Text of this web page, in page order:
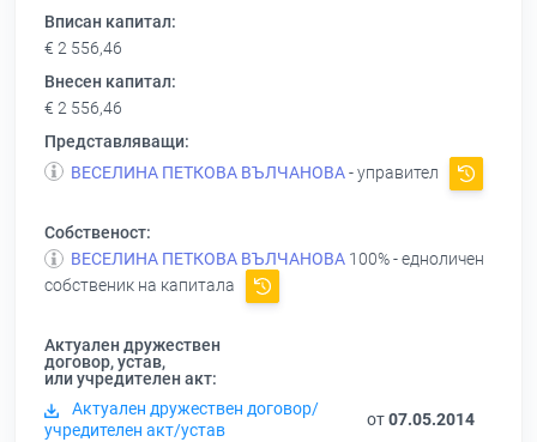
Вписан капитал:
€ 2 556,46
Внесен капитал:
€ 2 556,46
Представляващи:
ВЕСЕЛИНА ПЕТКОВА ВЪЛЧАНОВА- управител
Собственост:
ВЕСЕЛИНА ПЕТКОВА ВЪЛЧАНОВА 100% - едноличен
собственик на капитала
Актуален дружествен
договор, устав,
или учредителен акт:
Актуален дружествен договор/
учредителен акт/устав
от07.05.2014